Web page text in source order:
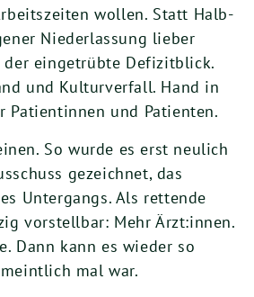
wollen. Statt Halb-
Niederlassung lieber
der eingetrübte Defizitblick.
und Kulturverfall. Hand in
Patientinnen und Patienten.
So wurde es erst neulich
gezeichnet, das
Untergangs. Als rettende
vorstellbar: Mehr Ärzt:innen.
Dann kann es wieder so
mal war.